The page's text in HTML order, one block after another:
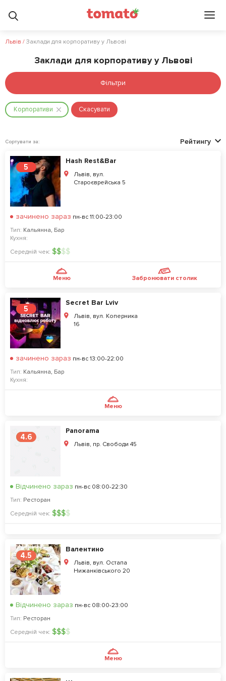
Львів / Заклади для корпоративу у Львові
Заклади для корпоративу у Львові
Фільтри
Корпоративи Скасувати
Сортувати за: Рейтингу
5
Hash Rest&Bar
Львів, вул.
Староєврейська 5
зачинено зараз пн-вс 11:00-23:00
Тип: Кальянна, Бар
Кухня:
Середній чек: $$$$
Меню Забронювати столик
5
Secret Bar Lviv
Львів, вул. Коперника
16
зачинено зараз пн-вс 13:00-22:00
Тип: Кальянна, Бар
Кухня:
Меню
4.6
Panorama
Львів, пр. Свободи 45
Відчинено зараз пн-вс 08:00-22:30
Тип: Ресторан
Середній чек: $$$$
4.5
Валентино
Львів, вул. Остапа
Нижанківського 20
Відчинено зараз пн-вс 08:00-23:00
Тип: Ресторан
Середній чек: $$$$
Меню